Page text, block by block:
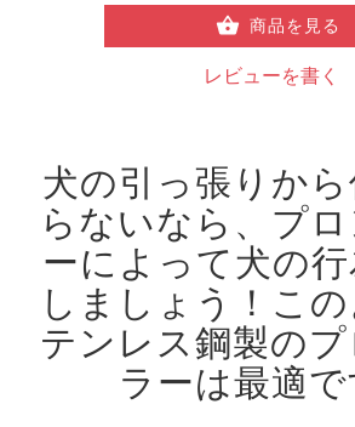
商品を見る
レビューを書く
犬の引っ張りか
らないなら、プ
ーによって犬の
しましょう！ こ
テンレス鋼製の
ラーは最適で